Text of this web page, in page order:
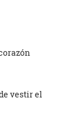
vestir el